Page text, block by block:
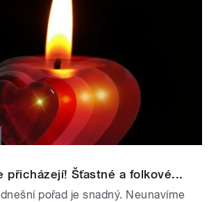
přicházejí! Šťastné a folkové...
pořad je snadný. Neunavíme